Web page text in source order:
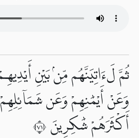
ثُمَّ لَءَاتِيَنَّهُم مِّنۢ بَيْنِ
وَعَنْ أَيْمَٰنِهِمْ وَعَن
أَكْثَرَهُمْ شَٰكِرِينَ ١٧